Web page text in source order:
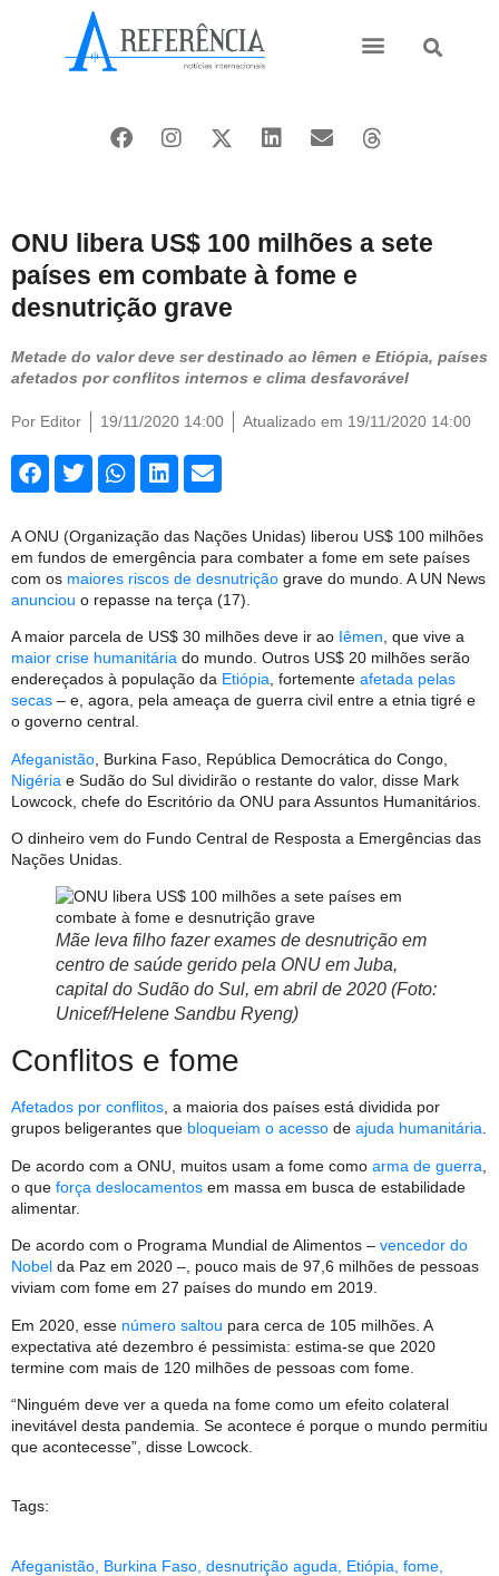
ONU libera US$ 100 milhões a sete
países em combate à fome e
desnutrição grave
Metade do valor deve ser destinado ao Iêmen e Etiópia, países
afetados por conflitos internos e clima desfavorável
Por Editor 19/11/2020 14:00 Atualizado em 19/11/2020 14:00
A ONU (Organização das Nações Unidas) liberou US$ 100 milhões
em fundos de emergência para combater a fome em sete países
com os maiores riscos de desnutrição grave do mundo. A UN News
anunciou o repasse na terça (17).
A maior parcela de US$ 30 milhões deve ir ao Iêmen, que vive a
maior crise humanitária do mundo. Outros US$ 20 milhões serão
endereçados à população da Etiópia, fortemente afetada pelas
secas – e, agora, pela ameaça de guerra civil entre a etnia tigré e
o governo central.
Afeganistão , Burkina Faso, República Democrática do Congo,
Nigéria e Sudão do Sul dividirão o restante do valor, disse Mark
Lowcock, chefe do Escritório da ONU para Assuntos Humanitários.
O dinheiro vem do Fundo Central de Resposta a Emergências das
Nações Unidas.
Mãe leva filho fazer exames de desnutrição em
centro de saúde gerido pela ONU em Juba,
capital do Sudão do Sul, em abril de 2020 (Foto:
Unicef/Helene Sandbu Ryeng)
Conflitos e fome
Afetados por conflitos, a maioria dos países está dividida por
grupos beligerantes que bloqueiam o acesso de ajuda humanitária.
De acordo com a ONU, muitos usam a fome como arma de guerra
o que força deslocamentos em massa em busca de estabilidade
alimentar.
De acordo com o Programa Mundial de Alimentos – vencedor do
Nobel da Paz em 2020 –, pouco mais de 97,6 milhões de pessoas
viviam com fome em 27 países do mundo em 2019.
Em 2020, esse número saltou para cerca de 105 milhões. A
expectativa até dezembro é pessimista: estima-se que 2020
termine com mais de 120 milhões de pessoas com fome.
“Ninguém deve ver a queda na fome como um efeito colateral
inevitável desta pandemia. Se acontece é porque o mundo permitiu
que acontecesse”, disse Lowcock.
Tags:
Afeganistão Burkina Faso desnutrição aguda Etiópia fome